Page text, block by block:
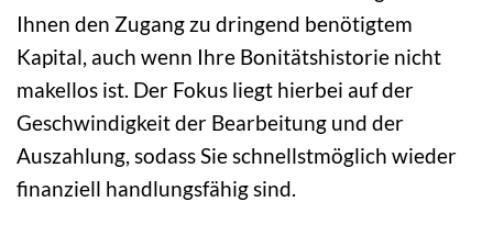
Ihnen den Zugang zu dringend benötigtem
Kapital, auch wenn Ihre Bonitätshistorie nicht
makellos ist. Der Fokus liegt hierbei auf der
Geschwindigkeit der Bearbeitung und der
Auszahlung, sodass Sie schnellstmöglich wieder
finanziell handlungsfähig sind.